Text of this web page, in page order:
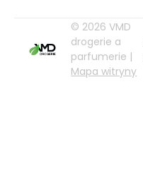
© 2026 VMD
drogerie a
parfumerie |
Mapa witryny